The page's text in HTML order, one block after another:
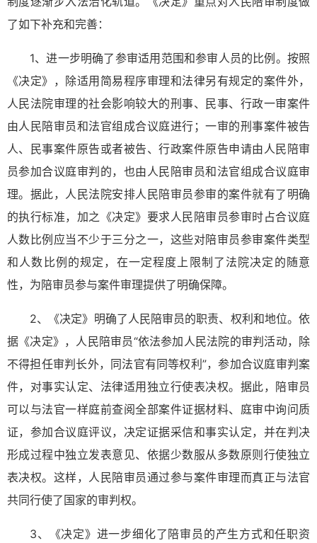
了如下补充和完善：
1、进一步明确了参审适用范围和参审人员的比例。按照
《决定》，除适用简易程序审理和法律另有规定的案件外，
人民法院审理的社会影响较大的刑事、民事、行政一审案件
由人民陪审员和法官组成合议庭进行；一审的刑事案件被告
人、民事案件原告或者被告、行政案件原告申请由人民陪审
员参加合议庭审判的，也由人民陪审员和法官组成合议庭审
理。据此，人民法院安排人民陪审员参审的案件就有了明确
的执行标准，加之《决定》要求人民陪审员参审时占合议庭
人数比例应当不少于三分之一，这些对陪审员参审案件类型
和人数比例的规定，在一定程度上限制了法院决定的随意
性，为陪审员参与案件审理提供了明确保障。
2、《决定》明确了人民陪审员的职责、权利和地位。依
据《决定》，人民陪审员“依法参加人民法院的审判活动，除
不得担任审判长外，同法官有同等权利”，参加合议庭审判案
件，对事实认定、法律适用独立行使表决权。据此，陪审员
可以与法官一样庭前查阅全部案件证据材料、庭审中询问质
证，参加合议庭评议，决定证据采信和事实认定，并在判决
形成过程中独立发表意见、依据少数服从多数原则行使独立
表决权。这样，人民陪审员通过参与案件审理而真正与法官
共同行使了国家的审判权。
3、《决定》进一步细化了陪审员的产生方式和任职资